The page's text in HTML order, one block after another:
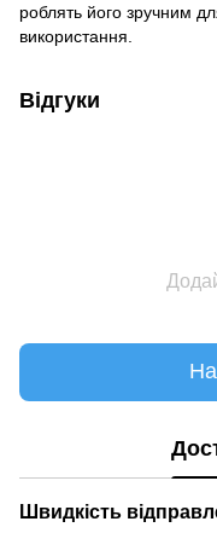
роблять його зручним
використання.
Відгуки
Швидкість